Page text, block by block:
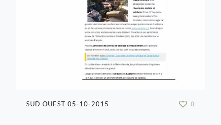
SUD OUEST 05-10-2015 0